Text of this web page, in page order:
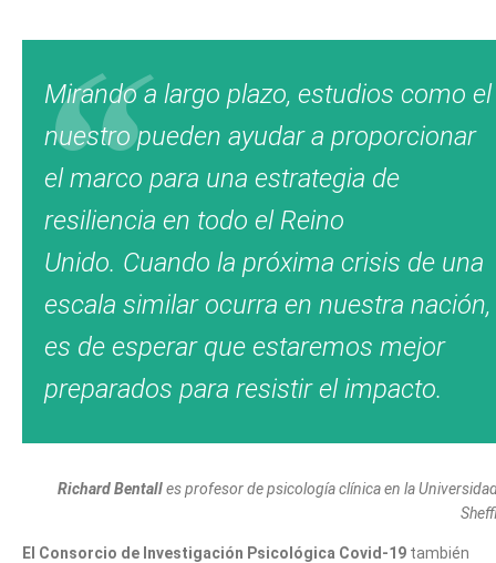
Mirando a largo plazo, estudios como el
nuestro pueden ayudar a proporcionar
el marco para una estrategia de
resiliencia en todo el Reino
Unido. Cuando la próxima crisis de una
escala similar ocurra en nuestra nación,
es de esperar que estaremos mejor
preparados para resistir el impacto.
Richard Bentalles profesor de psicología clínica en la
El Consorcio de Investigación Psicológica Covid-19 también